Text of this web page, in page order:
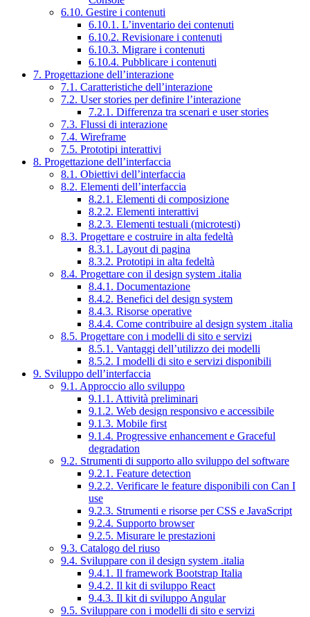
6.10. Gestire i contenuti
6.10.1. L’inventario dei contenuti
6.10.2. Revisionare i contenuti
6.10.3. Migrare i contenuti
6.10.4. Pubblicare i contenuti
7. Progettazione dell’interazione
7.1. Caratteristiche dell’interazione
7.2. User stories per definire l’interazione
7.2.1. Differenza tra scenari e user stories
7.3. Flussi di interazione
7.4. Wireframe
7.5. Prototipi interattivi
8. Progettazione dell’interfaccia
8.1. Obiettivi dell’interfaccia
8.2. Elementi dell’interfaccia
8.2.1. Elementi di composizione
8.2.2. Elementi interattivi
8.2.3. Elementi testuali (microtesti)
8.3. Progettare e costruire in alta fedeltà
8.3.1. Layout di pagina
8.3.2. Prototipi in alta fedeltà
8.4. Progettare con il design system .italia
8.4.1. Documentazione
8.4.2. Benefici del design system
8.4.3. Risorse operative
8.4.4. Come contribuire al design system .italia
8.5. Progettare con i modelli di sito e servizi
8.5.1. Vantaggi dell’utilizzo dei modelli
8.5.2. I modelli di sito e servizi disponibili
9. Sviluppo dell’interfaccia
9.1. Approccio allo sviluppo
9.1.1. Attività preliminari
9.1.2. Web design responsivo e accessibile
9.1.3. Mobile first
9.1.4. Progressive enhancement e Graceful
degradation
9.2. Strumenti di supporto allo sviluppo del software
9.2.1. Feature detection
9.2.2. Verificare le feature disponibili con Can I
use
9.2.3. Strumenti e risorse per CSS e JavaScript
9.2.4. Supporto browser
9.2.5. Misurare le prestazioni
9.3. Catalogo del riuso
9.4. Sviluppare con il design system .italia
9.4.1. Il framework Bootstrap Italia
9.4.2. Il kit di sviluppo React
9.4.3. Il kit di sviluppo Angular
9.5. Sviluppare con i modelli di sito e servizi